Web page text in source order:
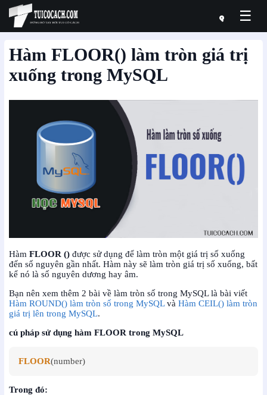
☰
Hàm FLOOR() làm tròn giá trị
xuống trong MySQL
Hàm FLOOR () được sử dụng để làm tròn một giá trị số xuống
đến số nguyên gần nhất. Hàm này sẽ làm tròn giá trị số xuống, bất
kể nó là số nguyên dương hay âm.
Bạn nên xem thêm 2 bài về làm tròn số trong MySQL là bài viết
Hàm ROUND() làm tròn số trong MySQLvà Hàm CEIL() làm tròn
giá trị lên trong MySQL.
cú pháp sử dụng hàm FLOOR trong MySQL
FLOOR(number)
Trong đó: